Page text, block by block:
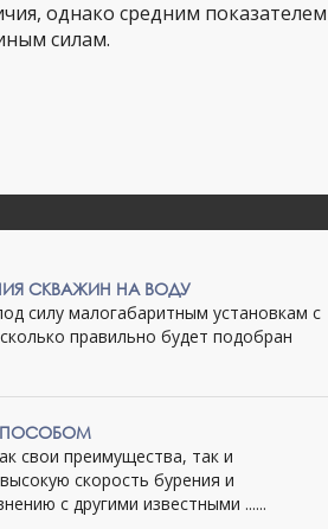
однако средним показателем
силам.
СКВАЖИН НА ВОДУ
силу малогабаритным установкам с
правильно будет подобран
свои преимущества, так и
скорость бурения и
с другими известными ......